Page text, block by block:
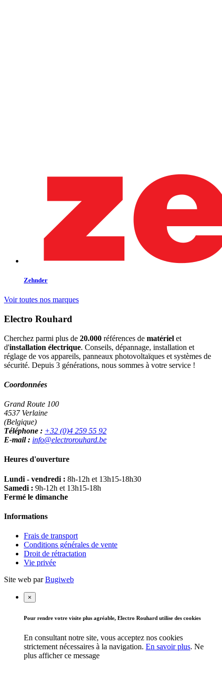
Zehnder
Voir toutes nos marques
Electro Rouhard
Cherchez parmi plus de 20.000 références de matériel et
d'installation électrique. Conseils, dépannage, installation et
réglage de vos appareils, panneaux photovoltaïques et systèmes de
sécurité. Depuis 3 générations, nous sommes à votre service !
Coordonnées
Grand Route 100
4537 Verlaine
(Belgique)
Téléphone : +32 (0)4 259 55 92
E-mail : info@electrorouhard.be
Heures d'ouverture
Lundi - vendredi : 8h-12h et 13h15-18h30
Samedi : 9h-12h et 13h15-18h
Fermé le dimanche
Informations
Frais de transport
Conditions générales de vente
Droit de rétractation
Vie privée
Site web parBugiweb
×
Pour rendre votre visite plus agréable, Electro Rouhard utilise des cookies
En consultant notre site, vous acceptez nos cookies
strictement nécessaires à la navigation. En savoir plus. Ne
plus afficher ce message